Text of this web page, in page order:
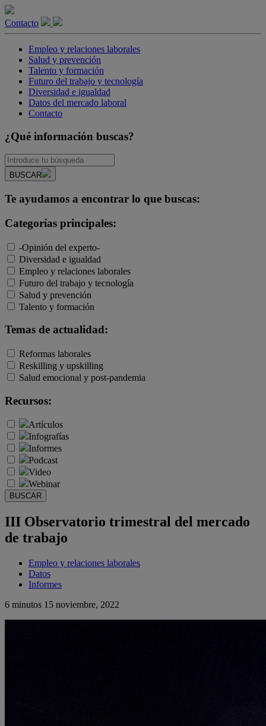
Contacto
Empleo y relaciones laborales
Salud y prevención
Talento y formación
Futuro del trabajo y tecnología
Diversidad e igualdad
Datos del mercado laboral
Contacto
¿Qué información buscas?
BUSCAR
Te ayudamos a encontrar lo que buscas:
Categorías principales:
-Opinión del experto-
Diversidad e igualdad
Empleo y relaciones laborales
Futuro del trabajo y tecnología
Salud y prevención
Talento y formación
Temas de actualidad:
Reformas laborales
Reskilling y upskilling
Salud emocional y post-pandemia
Recursos:
Artículos
Infografías
Informes
Podcast
Video
Webinar
BUSCAR
III Observatorio trimestral del mercado
de trabajo
Empleo y relaciones laborales
Datos
Informes
6 minutos 15 noviembre, 2022